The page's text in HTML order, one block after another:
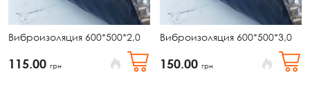
Виброизоляция 600*500*2,0
115.00 грн
Виброизоляция 600*500*3,0
150.00 грн